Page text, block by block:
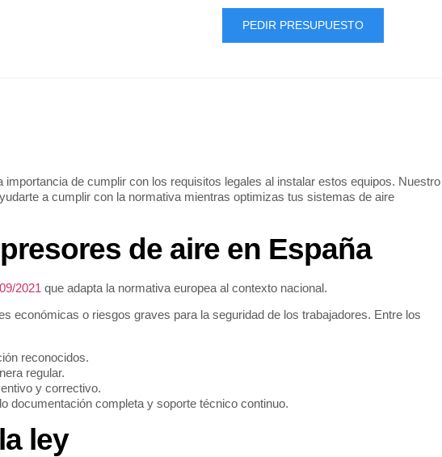
PEDIR PRESUPUESTO
de cumplir con los requisitos legales al instalar estos equipos. Nuestro
a cumplir con la normativa mientras optimizas tus sistemas de aire
de aire en España
2021 que adapta la normativa europea al contexto nacional.
económicas o riesgos graves para la seguridad de los trabajadores. Entre los
reconocidos.
regular.
y correctivo.
documentación completa y soporte técnico continuo.
ley